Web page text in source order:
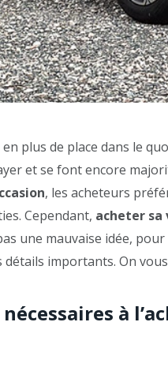
plus de place dans le
et se font encore
, les acheteurs
Cependant, acheter sa
une mauvaise idée,
importants. On
à